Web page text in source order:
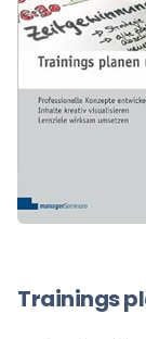
Trainings